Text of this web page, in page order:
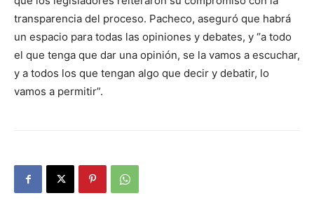
transparencia del proceso. Pacheco, aseguró que habrá
un espacio para todas las opiniones y debates, y “a todo
el que tenga que dar una opinión, se la vamos a escuchar,
y a todos los que tengan algo que decir y debatir, lo
vamos a permitir”.